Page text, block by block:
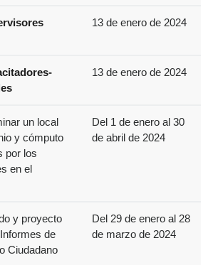
13 de enero de 2024
13 de enero de 2024
un local
y cómputo
por los
en el
Del 1 de enero al 30
de abril de 2024
y proyecto
de
Ciudadano
Del 29 de enero al 28
de marzo de 2024